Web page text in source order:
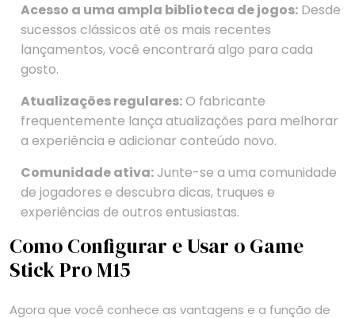
Acesso a uma ampla biblioteca de jogos: Desde
sucessos clássicos até os mais recentes
lançamentos, você encontrará algo para cada
gosto.
Atualizações regulares:O fabricante
frequentemente lança atualizações para melhorar
a experiência e adicionar conteúdo novo.
Comunidade ativa: Junte-se a uma comunidade
de jogadores e descubra dicas, truques e
experiências de outros entusiastas.
Como Configurar e Usar o Game
Stick Pro M15
Agora que você conhece as vantagens e a função de